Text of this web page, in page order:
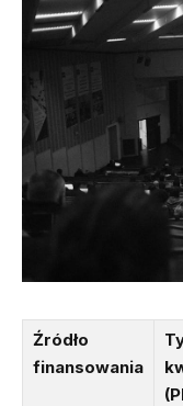
Źródło
finansowania